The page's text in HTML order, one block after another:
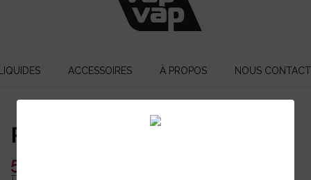
ACCESSOIRES À PROPOS NOUS
Pinacolada
5,90 €
TTC